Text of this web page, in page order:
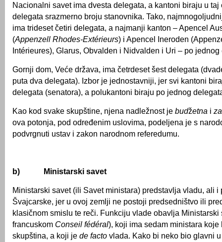
Nacionalni savet ima dvesta delegata, a kantoni biraju u taj
delegata srazmerno broju stanovnika. Tako,
ima trideset četiri delegata, a najmanji kanton – Apencel
(Appenzell Rhodes-Extérieurs) i Apencel Ineroden
Intérieures), Glarus, Obvalden i Nidvalden i Uri – po jednog
Gornji dom, Veće država, ima četrdeset šest delegata
puta dva delegata). Izbor je jednostavniji, jer svi kantoni
delegata (senatora), a polukantoni biraju po jednog
Kao kod svake skupštine, njena nadležnost je budžetna i
ova potonja, pod određenim uslovima, podeljena je s
podvrgnuti ustav i zakon narodnom referedumu.
b) Ministarski savet
Ministarski savet (ili Savet ministara) predstavlja vladu, ali i
Švajcarske, jer u ovoj zemlji ne postoji predsedništvo ili
klasičnom smislu te reči. Funkciju vlade obavlja Ministarski
francuskom Conseil fédéral), koji ima sedam ministara koje
skupština, a koji je de facto vlada. Kako bi neko bio glavni